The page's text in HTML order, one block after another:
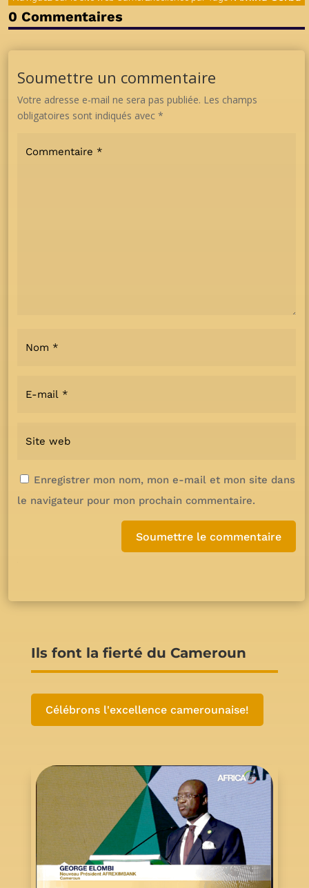
0 Commentaires
Soumettre un commentaire
Votre adresse e-mail ne sera pas publiée. Les champs
obligatoires sont indiqués avec *
Enregistrer mon nom, mon e-mail et mon site dans
le navigateur pour mon prochain commentaire.
Soumettre le commentaire
Ils font la fierté du Cameroun
Célébrons l'excellence camerounaise!